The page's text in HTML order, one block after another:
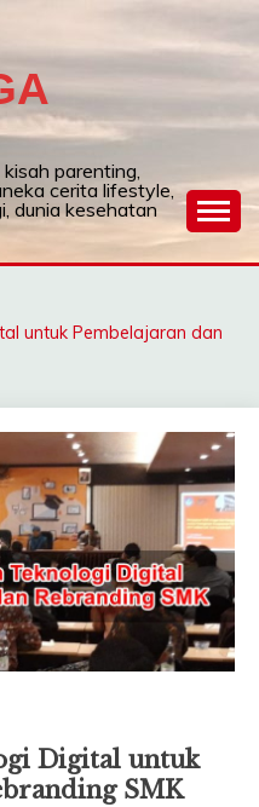
parenting,
cerita lifestyle,
dunia kesehatan
untuk Pembelajaran dan
Digital untuk
SMK